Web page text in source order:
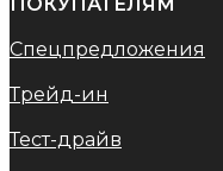
Спецпредложения
Трейд-ин
Тест-драйв